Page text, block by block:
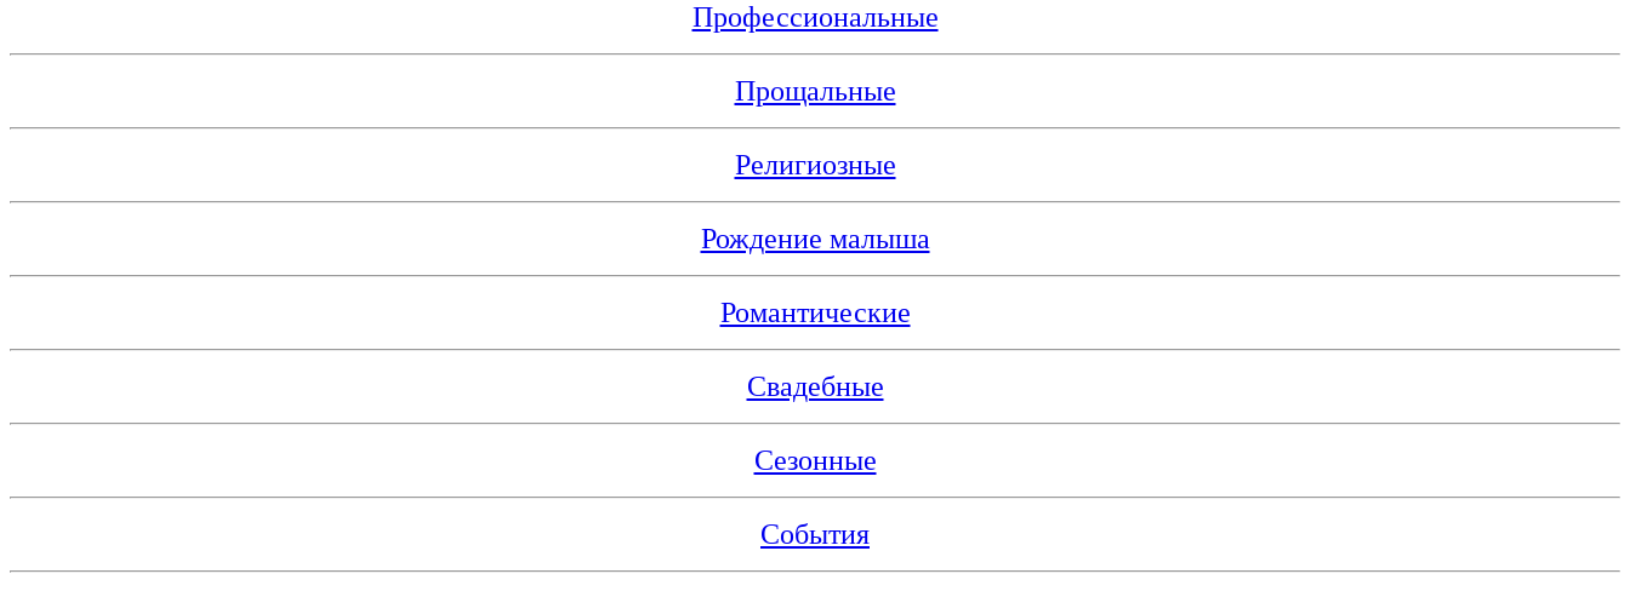
Профессиональные
Прощальные
Религиозные
Рождение малыша
Романтические
Свадебные
Сезонные
События